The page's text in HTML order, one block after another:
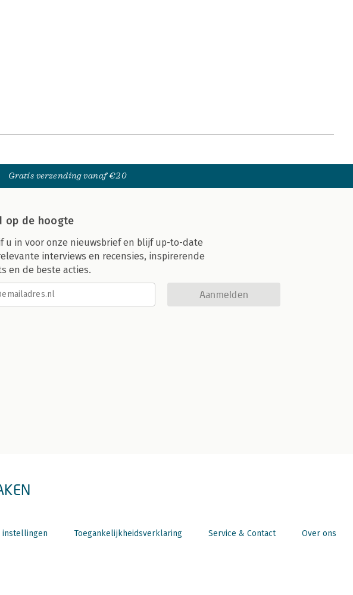
Gratis verzending vanaf €20
op de hoogte
u in voor onze nieuwsbrief en blijf up-to-date
interviews en recensies, inspirerende
en de beste acties.
Aanmelden
instellingen Toegankelijkheidsverklaring Service & Contact Over ons